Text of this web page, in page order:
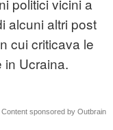
politici vicini a
alcuni altri post
cui criticava le
in Ucraina.
Content sponsored by Outbrain